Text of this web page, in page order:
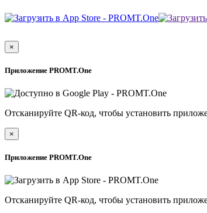
×
Приложение PROMT.One
Отсканируйте QR-код, чтобы установить
×
Приложение PROMT.One
Отсканируйте QR-код, чтобы установить